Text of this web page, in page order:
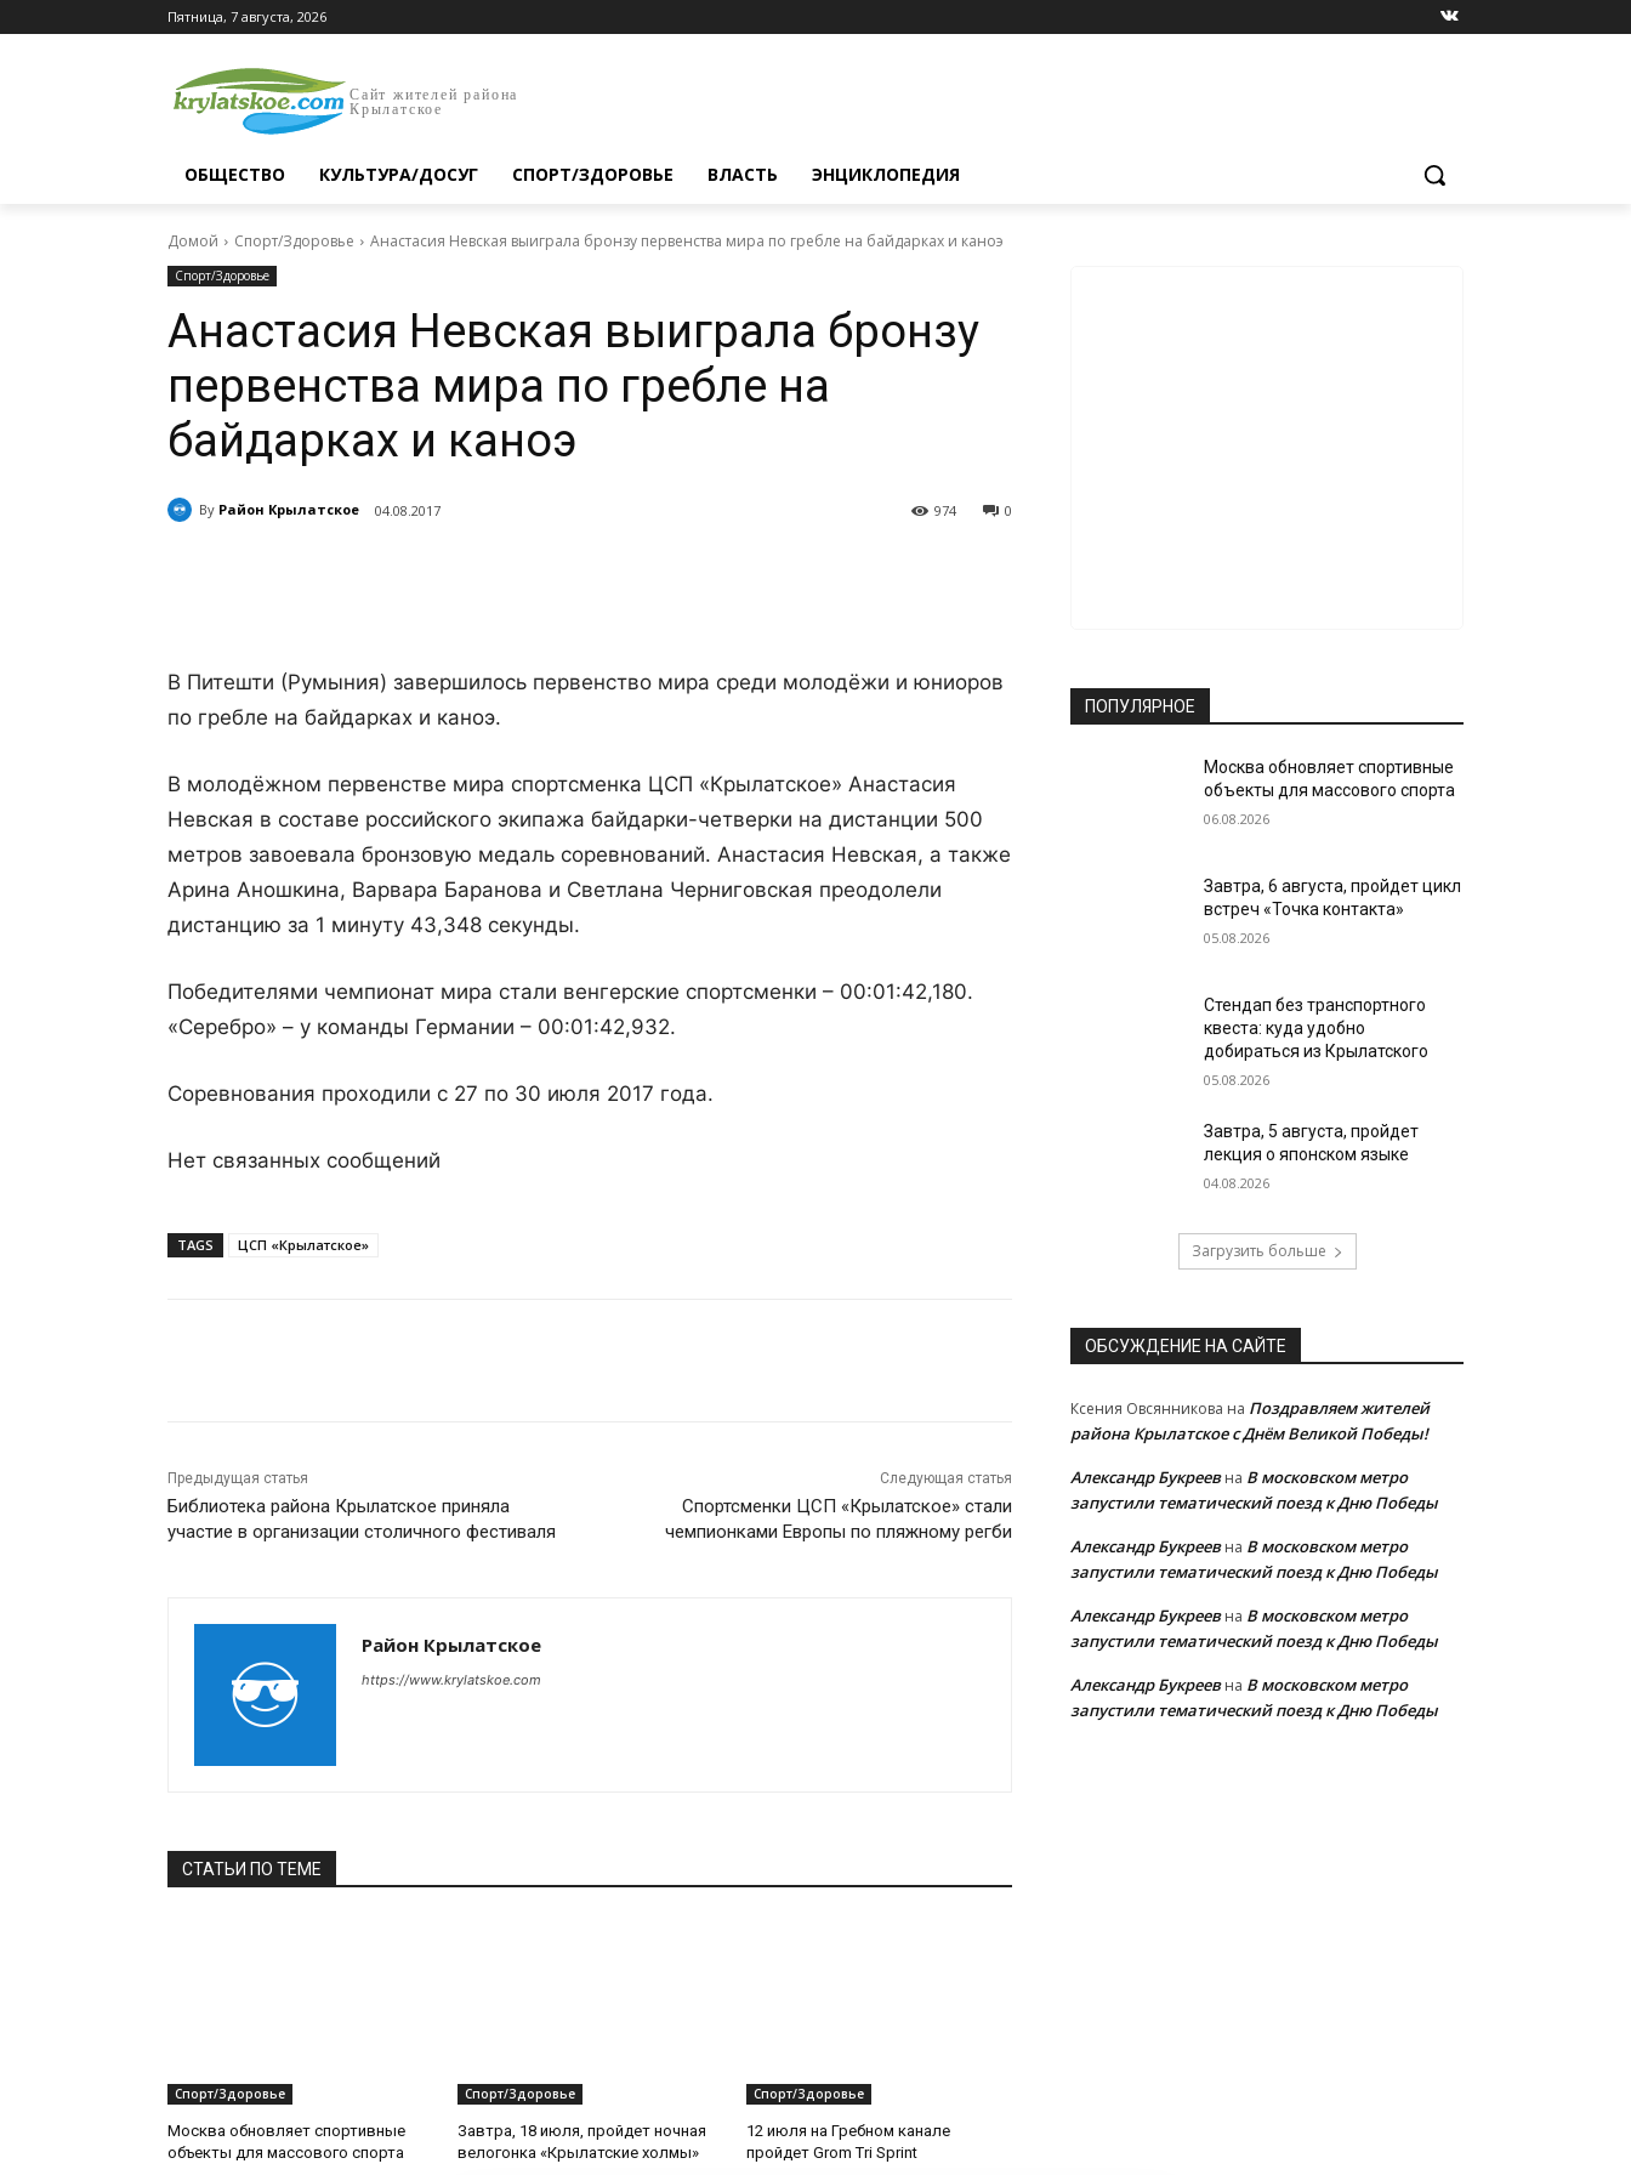
Пятница, 7 августа, 2026
Сайт жителей района
Крылатское
ОБЩЕСТВО КУЛЬТУРА/ДОСУГ СПОРТ/ЗДОРОВЬЕ ВЛАСТЬ ЭНЦИКЛОПЕДИЯ
Домой Спорт/Здоровье Анастасия Невская выиграла бронзу первенства мира по гребле на байдарках и каноэ
Спорт/Здоровье
Анастасия Невская выиграла бронзу
первенства мира по гребле на
байдарках и каноэ
By Район Крылатское 04.08.2017 0
974
В Питешти (Румыния) завершилось первенство мира среди молодёжи и юниоров
по гребле на байдарках и каноэ.
В молодёжном первенстве мира спортсменка ЦСП «Крылатское» Анастасия
Невская в составе российского экипажа байдарки-четверки на дистанции 500
метров завоевала бронзовую медаль соревнований. Анастасия Невская, а также
Арина Аношкина, Варвара Баранова и Светлана Черниговская преодолели
дистанцию за 1 минуту 43,348 секунды.
Победителями чемпионат мира стали венгерские спортсменки – 00:01:42,180.
«Серебро» – у команды Германии – 00:01:42,932.
Соревнования проходили с 27 по 30 июля 2017 года.
Нет связанных сообщений
TAGS ЦСП «Крылатское»
Предыдущая статья
Библиотека района Крылатское приняла
участие в организации столичного фестиваля
Следующая статья
Спортсменки ЦСП «Крылатское» стали
чемпионками Европы по пляжному регби
Район Крылатское
https://www.krylatskoe.com
СТАТЬИ ПО ТЕМЕ
Спорт/Здоровье
Москва обновляет спортивные
объекты для массового спорта
Спорт/Здоровье
Завтра, 18 июля, пройдет ночная
велогонка «Крылатские холмы»
Спорт/Здоровье
12 июля на Гребном канале
пройдет Grom Tri Sprint
ПОПУЛЯРНОЕ
Москва обновляет спортивные
объекты для массового спорта
06.08.2026
Завтра, 6 августа, пройдет цикл
встреч «Точка контакта»
05.08.2026
Стендап без транспортного
квеста: куда удобно
добираться из Крылатского
05.08.2026
Завтра, 5 августа, пройдет
лекция о японском языке
04.08.2026
Загрузить больше
ОБСУЖДЕНИЕ НА САЙТЕ
Ксения Овсянникова на Поздравляем жителей
района Крылатское с Днём Великой Победы!
Александр Букреевна В московском метро
запустили тематический поезд к Дню Победы
Александр Букреевна В московском метро
запустили тематический поезд к Дню Победы
Александр Букреевна В московском метро
запустили тематический поезд к Дню Победы
Александр Букреевна В московском метро
запустили тематический поезд к Дню Победы